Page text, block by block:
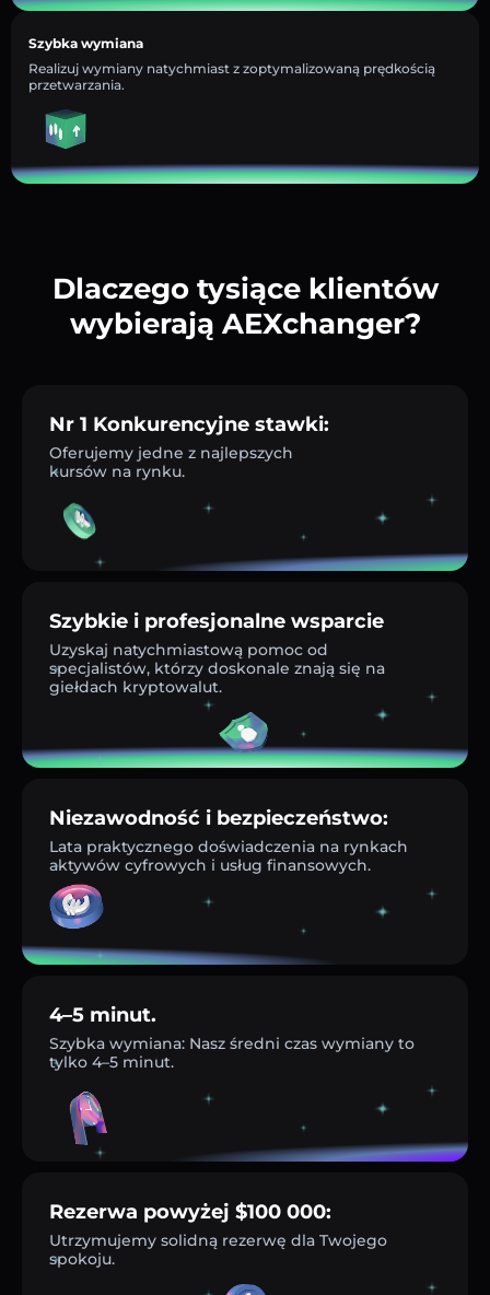
Szybka wymiana
Realizuj wymiany natychmiast z zoptymalizowaną prędkością
przetwarzania.
Dlaczego tysiące klientów
wybierają AEXchanger?
Nr 1 Konkurencyjne stawki:
Oferujemy jedne z najlepszych
kursów na rynku.
Szybkie i profesjonalne wsparcie
Uzyskaj natychmiastową pomoc od
specjalistów, którzy doskonale znają się na
giełdach kryptowalut.
Niezawodność i bezpieczeństwo:
Lata praktycznego doświadczenia na rynkach
aktywów cyfrowych i usług finansowych.
4–5 minut.
Szybka wymiana: Nasz średni czas wymiany to
tylko 4–5 minut.
Rezerwa powyżej $100 000:
Utrzymujemy solidną rezerwę dla Twojego
spokoju.